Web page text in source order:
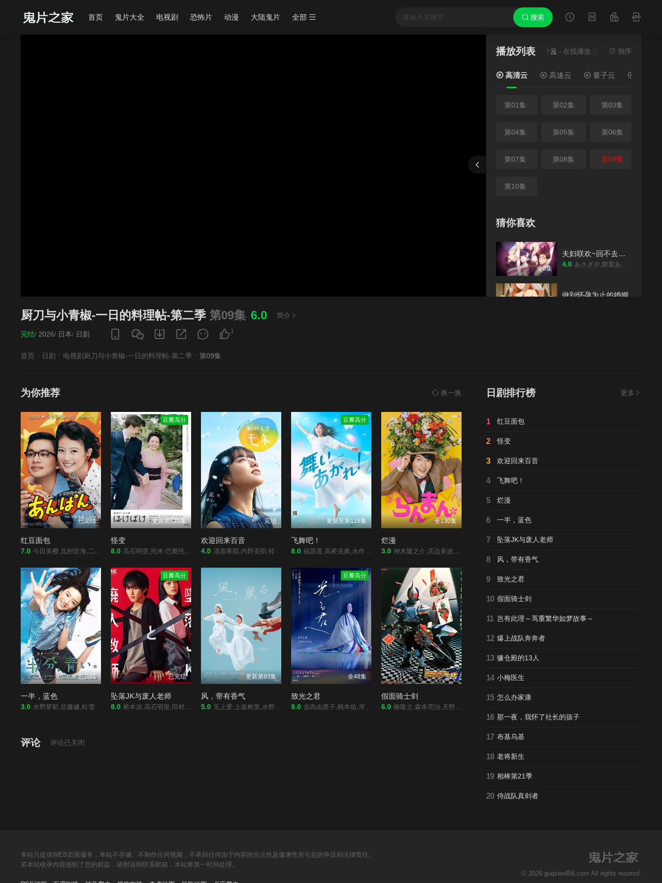
搜索
首页 鬼片大全 电视剧 恐怖片 动漫 大陆鬼片 全部
简介
厨刀与小青椒-一日的料理帖-第二季 第09集 6.0
完结/ 2026/ 日本/ 日剧 1
首页 日剧 电视剧厨刀与小青椒-一日的料理帖-第二季 第09集
播放列表
当前资源来源 鬼片云 - 在线播放,无需安装播放器
倒序
高清云 高速云 量子云
第01集 第02集 第03集
第04集 第05集 第06集
第07集 第08集 第09集
第10集
猜你喜欢
全8集
夫妇联欢~回不去的夜晚~
4.0 あさぎ夕,餅梨あむ,八ッ橋しなもん,黒井多飛岡
做到怀孕为止的婚姻
更新至第152集
豆瓣高分
豆瓣高分
更新至第1172集
更新至第1269集
已完结
为你推荐 换一换
已完结
红豆面包
7.0 今田美樱,北村匠海,二宫和也,松岛菜菜子,加濑亮,江口德子,河合优实,原菜乃华,吉田钢太郎,细田佳央太,竹野内丰,中泽元纪,高桥文哉,志田彩良,山寺宏一,阿部隆史
豆瓣高分
更新第125集
怪变
8.0 高石明里,托米·巴斯托,冈部敬史,池胁千鹤,小日向文世,宽一郎,圆井湾,佐藤穗奈美,佐野史郎,福地美晴
完结
欢迎回来百音
4.0 清原果耶,内野圣阳,铃木京香,莳田彩珠,藤龙也,竹下景子,永濑廉,恒松祐里,前田航基,高田彪我,浅野忠信,今田美樱,清水寻也,高冈早纪,玉置玲央,森田望智,菅原小春,井上顺,麻衣子
豆瓣高分
更新至第116集
飞舞吧！
8.0 福原遥,高桥克典,永作博美,横山裕,高畑淳子,目黑莲,山崎纮菜,滨正悟,醍醐虎汰朗,佐野弘樹
全130集
烂漫
3.0 神木隆之介,滨边美波,宫崎葵,志尊淳,佐久间由衣,寺胁康文,广末凉子,牧濑里穗,池内万作,大东骏介,成海璃子,池田铁洋,安藤玉惠,山谷花纯,中村苍,田边诚一
已完结
一半，蓝色
3.0 永野芽郁,佐藤健,松雪泰子,泷藤贤一,风吹淳,中村雅俊,上村海成,原田知世,谷原章介,咲坂实杏,田中玲,余贵美子,矢本悠马,奈绪,西泽爱菜,六角精儿,广冈由里子,高木涉,池谷伸枝,丰川悦司,井川遥,清野菜名,志尊淳,中村伦也,古畑星夏,森优作,布施绘里,吉泽健,酒向芳,近藤芳正,安井顺平,冢本晋也,东根作寿英,间宫祥太朗
豆瓣高分
已完结
坠落JK与废人老师
8.0 桥本凉,高石明里,田村海琉
更新第93集
风，带有香气
5.0 见上爱,上坂树里,水野美纪,早坂美海,小林隆,小林虎之介,津崎史郎,岩瀬顕子,三浦贵大,根岸季衣,大岛美幸,义达祐未,たくや,原田泰造,北村一辉,佐野晶哉,藤原季节,林裕太,坂东弥十郎,内田慈,小倉史也,片冈鹤太郎,松金米子,广冈由里子,春海四方,多部未华子,高岛政宏,二田絢乃,中田青渚,井上向日葵,丸山礼,研直子,生田绘梨花,菊池亚希子,中井友望,木越明,原嶋凛,玄理,伊势志摩,古川雄大,坂口涼
豆瓣高分
全48集
致光之君
9.0 吉高由里子,柄本佑,岸谷五朗,国仲凉子,高杉真宙,段田安则,三石琴乃,井浦新,玉置玲央,吉田羊,板谷由夏,初夏,中山裕介,高畑充希,本乡奏多,见上爱,三浦翔平,龙星凉,坂东巳之助,町田启太
完结
假面骑士剑
6.0 椿隆之,森本亮治,天野浩成,北条隆博,竹财辉之助,江川有未,宫泽亜理沙,梶原ひかり,山口香绪裏,山路和弘
评论 评论已关闭
日剧排行榜 更多
1 红豆面包
2 怪变
3 欢迎回来百音
4 飞舞吧！
5 烂漫
6 一半，蓝色
7 坠落JK与废人老师
8 风，带有香气
9 致光之君
10 假面骑士剑
11 岂有此理～茑重繁华如梦故事～
12 爆上战队奔奔者
13 镰仓殿的13人
14 小梅医生
15 怎么办家康
16 那一夜，我怀了社长的孩子
17 布基乌基
18 老将新生
19 相棒第21季
20 侍战队真剑者
本站只提供WEB页面服务，本站不存储、不制作任何视频，不承担任何由于内容的合法性及健康性所引起的争议和法律责任。
若本站收录内容侵犯了您的权益，请附说明联系邮箱，本站将第一时间处理。
© 2026 guipian456.com All rights reservd.